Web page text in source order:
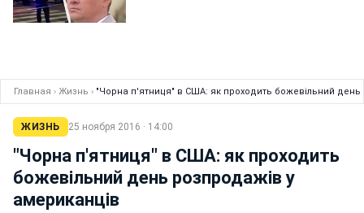
Главная › Жизнь › "Чорна п'ятниця" в США: як проходить божевільний день
ЖИЗНЬ 25 ноября 2016 · 14:00
"Чорна п'ятниця" в США: як проходить
божевільний день розпродажів у
американців